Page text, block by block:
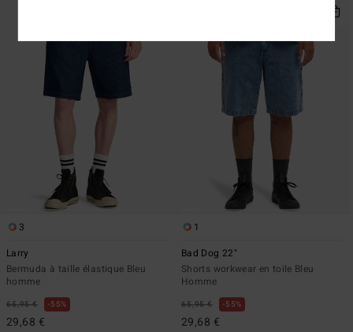
3
Larry
Bermuda à taille élastique Bleu
homme
65,95 € 55%
29,68 €
1
Bad Dog 22"
Shorts workwear en toile Bleu
Homme
65,95 € 55%
29,68 €